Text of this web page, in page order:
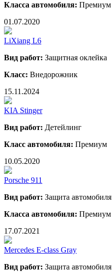
Класса автомобиля: Премиум
01.07.2020
LiXiang L6
Вид работ: Защитная оклейка
Класс: Внедорожник
15.11.2024
KIA Stinger
Вид работ: Детейлинг
Класс автомобиля: Премиум
10.05.2020
Porsche 911
Вид работ: Защита автомобиля
Класса автомобиля: Премиум
17.07.2021
Mercedes E-class Gray
Вид работ: Защита автомобиля